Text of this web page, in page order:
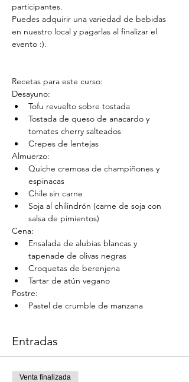
participantes.
Puedes adquirir una variedad de bebidas
en nuestro local y pagarlas al finalizar el
evento :).
Recetas para este curso:
Desayuno:
Tofu revuelto sobre tostada
Tostada de queso de anacardo y
tomates cherry salteados
Crepes de lentejas
Almuerzo:
Quiche cremosa de champiñones y
espinacas
Chile sin carne
Soja al chilindrón (carne de soja con
salsa de pimientos)
Cena:
Ensalada de alubias blancas y
tapenade de olivas negras
Croquetas de berenjena
Tartar de atún vegano
Postre:
Pastel de crumble de manzana
Entradas
Venta finalizada